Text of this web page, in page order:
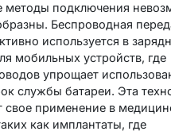
методы подключения
Беспроводная
используется в
мобильных устройств, где
упрощает
службы батареи. Эта
свое применение в
как имплантаты, где